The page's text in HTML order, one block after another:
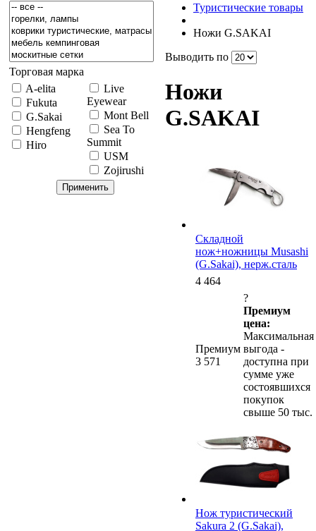
Торговая марка
A-elita
Fukuta
G.Sakai
Hengfeng
Hiro
Live
Eyewear
Mont Bell
Sea To
Summit
USM
Zojirushi
Туристические товары
Ножи G.SAKAI
Выводить по
Ножи
G.SAKAI
Cкладной
нож+ножницы Musashi
(G.Sakai), нерж.сталь
4 464
Премиум
3 571
?
Премиум
цена:
Максимальная
выгода -
доступна при
сумме уже
состоявшихся
покупок
свыше 50 тыс.
Нож туристический
Sakura 2 (G.Sakai),